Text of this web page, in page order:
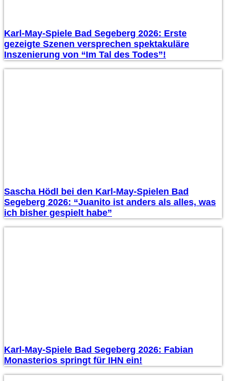
Karl-May-Spiele Bad Segeberg 2026: Erste
gezeigte Szenen versprechen spektakuläre
Inszenierung von “Im Tal des Todes”!
Sascha Hödl bei den Karl-May-Spielen Bad
Segeberg 2026: “Juanito ist anders als alles, was
ich bisher gespielt habe”
Karl-May-Spiele Bad Segeberg 2026: Fabian
Monasterios springt für IHN ein!